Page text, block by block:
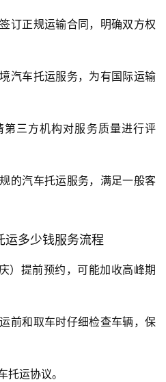
订正规运输合同，明确双方权
汽车托运服务，为有国际运输
三方机构对服务质量进行评
的汽车托运服务，满足一般客
运多少钱服务流程
）提前预约，可能加收高峰期
前和取车时仔细检查车辆，保
托运协议。